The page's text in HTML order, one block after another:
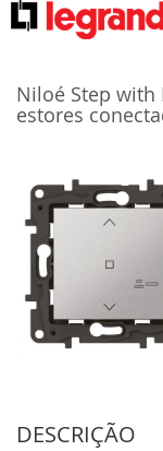
Niloé Step
estores
DESCRIÇÃO